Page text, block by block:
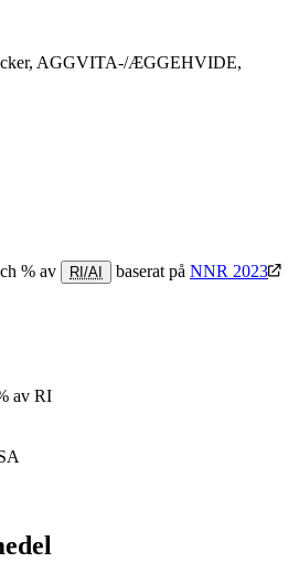
AGGVITA-/ÆGGEHVIDE,
% av RI/AI baserat på NNR 2023
av RI